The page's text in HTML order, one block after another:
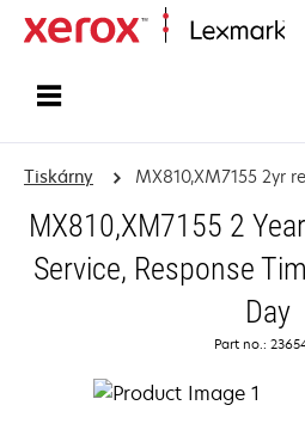
Tiskárny MX810,XM7155 2yr
MX810,XM7155 2
Service, Response
Day
Part no.: